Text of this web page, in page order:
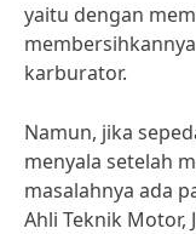
yaitu dengan
karburator.
Namun, jika
menyala setelah
masalahnya ada
Ahli Teknik Motor,